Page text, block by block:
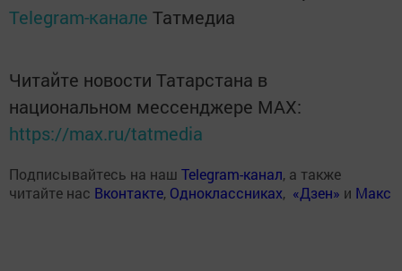
Telegram-канале Татмедиа
Читайте новости Татарстана в
национальном мессенджере MАХ:
https://max.ru/tatmedia
Подписывайтесь на наш Telegram-канал, а также
читайте нас Вконтакте, Одноклассниках, «Дзен» и Макс